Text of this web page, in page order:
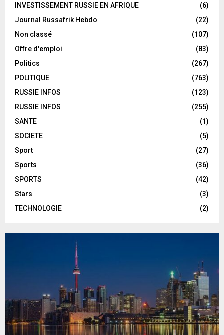
INVESTISSEMENT RUSSIE EN AFRIQUE
(6)
Journal Russafrik Hebdo
(22)
Non classé
(107)
Offre d'emploi
(83)
Politics
(267)
POLITIQUE
(763)
RUSSIE INFOS
(123)
RUSSIE INFOS
(255)
SANTE
(1)
SOCIETE
(5)
Sport
(27)
Sports
(36)
SPORTS
(42)
Stars
(3)
TECHNOLOGIE
(2)